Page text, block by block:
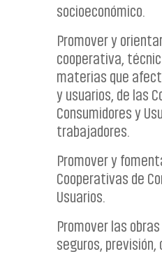
socioeconómico.
Promover y
cooperativa,
materias que
y usuarios, de las
Consumidores y
trabajadores.
Promover y
Cooperativas de
Usuarios.
Promover las
seguros, previsión,